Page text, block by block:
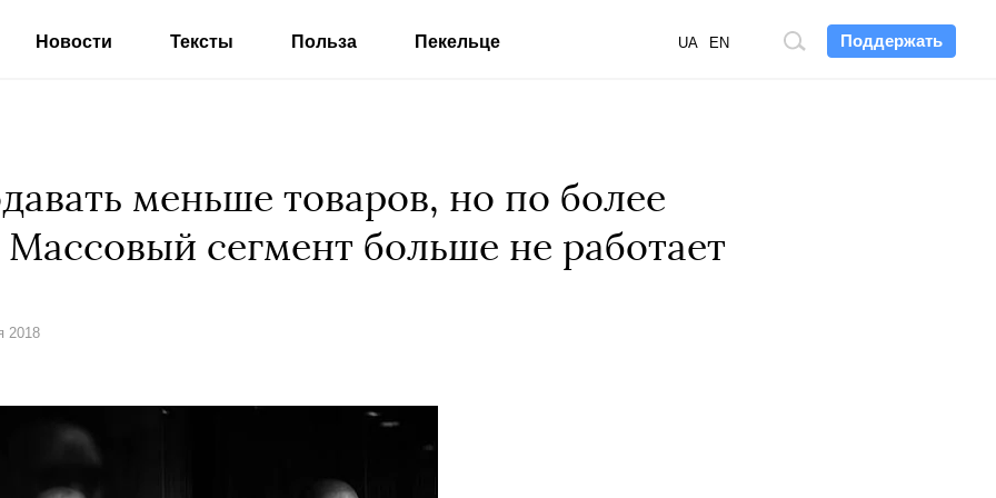
Поддержать
Поиск
UA EN
Новости Тексты Польза Пекельце
меньше товаров, но по более
сегмент больше не работает
2018